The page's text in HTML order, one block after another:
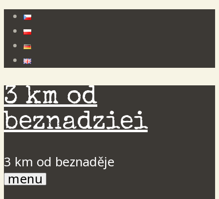
Skip
to
content
3 km od
beznadziei
3 km od beznaděje
menu